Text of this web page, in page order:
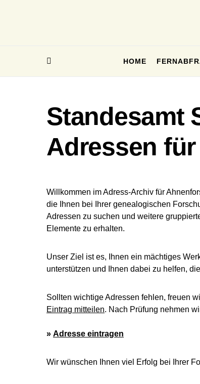
HOME
Standesamt
Adressen
Willkommen im Adress-Archiv für
die Ihnen bei Ihrer genealogischen
Adressen zu suchen und weitere
Elemente zu erhalten.
Unser Ziel ist es, Ihnen ein mächtiges
unterstützen und Ihnen dabei zu helfen,
Sollten wichtige Adressen fehlen, freuen
Eintrag mitteilen. Nach Prüfung nehmen
» Adresse eintragen
Wir wünschen Ihnen viel Erfolg bei Ihrer